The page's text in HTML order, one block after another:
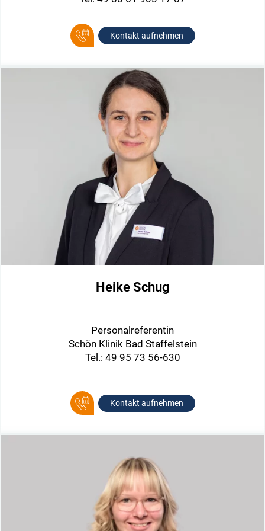
Kontakt aufnehmen
Heike Schug
Personalreferentin
Schön Klinik Bad Staffelstein
Tel.: 49 95 73 56-630
Kontakt aufnehmen